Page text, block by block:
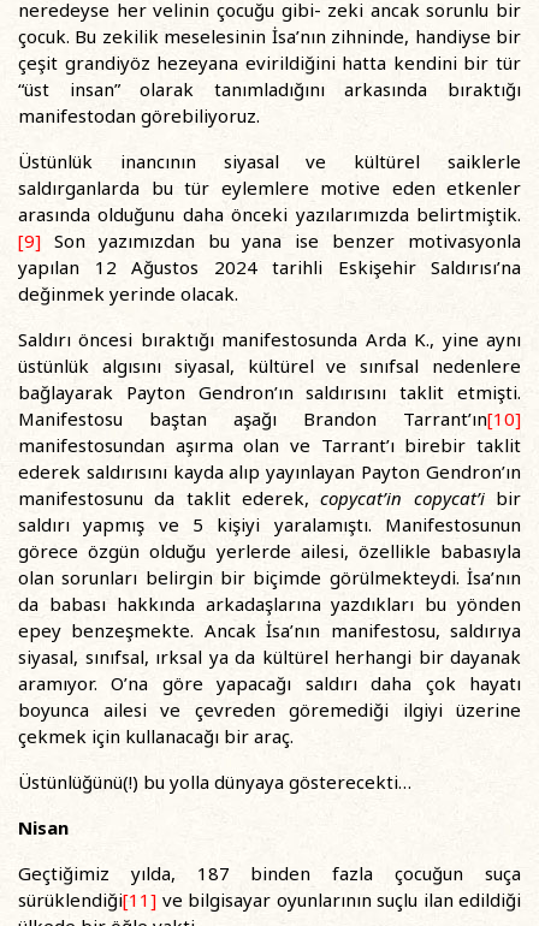
neredeyse her velinin çocuğu gibi- zeki ancak sorunlu bir
çocuk. Bu zekilik meselesinin İsa’nın zihninde, handiyse bir
çeşit grandiyöz hezeyana evirildiğini hatta kendini bir tür
“üst insan” olarak tanımladığını arkasında bıraktığı
manifestodan görebiliyoruz.
Üstünlük inancının siyasal ve kültürel saiklerle
saldırganlarda bu tür eylemlere motive eden etkenler
arasında olduğunu daha önceki yazılarımızda belirtmiştik.
[9] Son yazımızdan bu yana ise benzer motivasyonla
yapılan 12 Ağustos 2024 tarihli Eskişehir Saldırısı’na
değinmek yerinde olacak.
Saldırı öncesi bıraktığı manifestosunda Arda K., yine aynı
üstünlük algısını siyasal, kültürel ve sınıfsal nedenlere
bağlayarak Payton Gendron’ın saldırısını taklit etmişti.
Manifestosu baştan aşağı Brandon Tarrant’ın[10]
manifestosundan aşırma olan ve Tarrant’ı birebir taklit
ederek saldırısını kayda alıp yayınlayan Payton Gendron’ın
manifestosunu da taklit ederek,copycat’in copycat’i bir
saldırı yapmış ve 5 kişiyi yaralamıştı. Manifestosunun
görece özgün olduğu yerlerde ailesi, özellikle babasıyla
olan sorunları belirgin bir biçimde görülmekteydi. İsa’nın
da babası hakkında arkadaşlarına yazdıkları bu yönden
epey benzeşmekte. Ancak İsa’nın manifestosu, saldırıya
siyasal, sınıfsal, ırksal ya da kültürel herhangi bir dayanak
aramıyor. O’na göre yapacağı saldırı daha çok hayatı
boyunca ailesi ve çevreden göremediği ilgiyi üzerine
çekmek için kullanacağı bir araç.
Üstünlüğünü(!) bu yolla dünyaya gösterecekti…
Nisan
Geçtiğimiz yılda, 187 binden fazla çocuğun suça
sürüklendiği[11] ve bilgisayar oyunlarının suçlu ilan edildiği